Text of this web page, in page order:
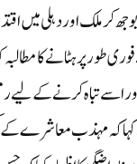
کر ملک اور دہلی میں
طور پر ہٹانے کا
تباہ کرنے کے لیے
مہذب معاشرے کے کسی